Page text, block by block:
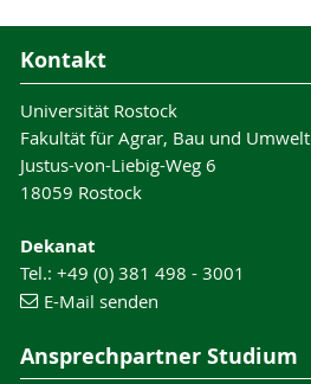
Kontakt
Universität Rostock
Fakultät für Agrar, Bau und Umwelt
Justus-von-Liebig-Weg 6
18059 Rostock
Dekanat
Tel.: +49 (0) 381 498 - 3001
E-Mail senden
Ansprechpartner Studium